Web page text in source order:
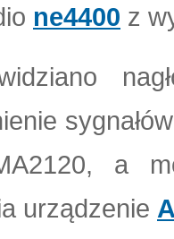
ne4400 z
a
urządzenie